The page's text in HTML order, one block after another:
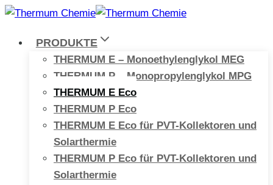
Zum
springenPRODUKTE
THERMUM E – Monoethylenglykol MEG
THERMUM P – Monopropylenglykol MPG
THERMUM E Eco
THERMUM P Eco
THERMUM E Eco für PVT-Kollektoren und
Solarthermie
THERMUM P Eco für PVT-Kollektoren und
Solarthermie